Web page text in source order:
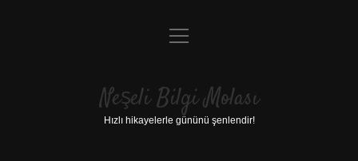
Anasayfa
Yasal Uyarı
menüyü
Neşeli Bilgi Molası
Hızlı hikayelerle gününü şenlendir!